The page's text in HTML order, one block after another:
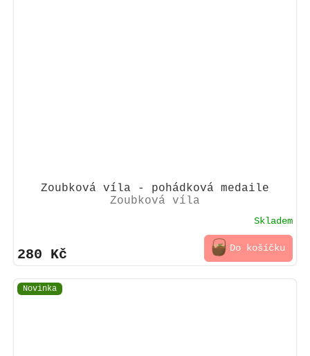
Zoubková víla - pohádková medaile
Zoubková víla
Skladem
280 Kč Do košíčku
Novinka